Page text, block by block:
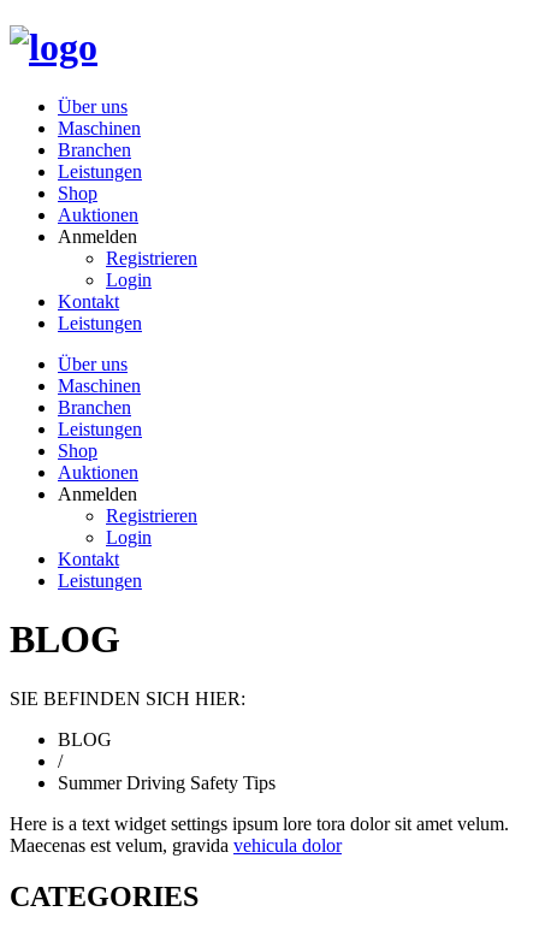
Über uns
Maschinen
Branchen
Leistungen
Shop
Auktionen
Anmelden
Registrieren
Login
Kontakt
Leistungen
Über uns
Maschinen
Branchen
Leistungen
Shop
Auktionen
Anmelden
Registrieren
Login
Kontakt
Leistungen
BLOG
SIE BEFINDEN SICH HIER:
BLOG
/
Summer Driving Safety Tips
Here is a text widget settings ipsum lore tora dolor sit amet velum.
Maecenas est velum, gravida vehicula dolor
CATEGORIES